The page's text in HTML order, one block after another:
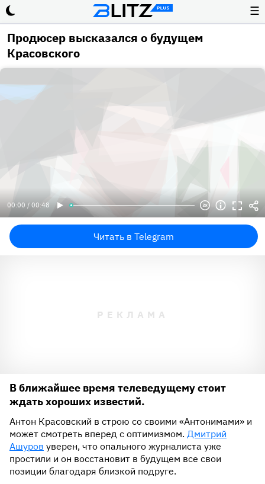
☰
Продюсер высказался о будущем
Красовского
00:00 / 00:48
Читать в Telegram
В ближайшее время телеведущему стоит
ждать хороших известий.
Антон Красовский в строю со своими «Антонимами» и
может смотреть вперед с оптимизмом. Дмитрий
Ашуров уверен, что опального журналиста уже
простили и он восстановит в будущем все свои
позиции благодаря близкой подруге.